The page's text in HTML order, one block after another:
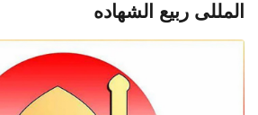
المللی ربیع الشهاده